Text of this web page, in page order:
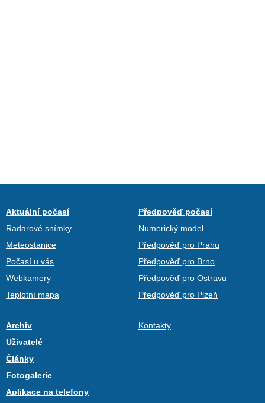
Aktuální počasí
Radarové snímky
Meteostanice
Počasí u vás
Webkamery
Teplotní mapa
Předpověď počasí
Numerický model
Předpověď pro Prahu
Předpověď pro Brno
Předpověď pro Ostravu
Předpověď pro Plzeň
Archiv
Uživatelé
Články
Fotogalerie
Aplikace na telefony
Kontakty